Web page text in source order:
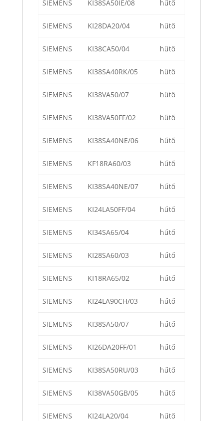
SIEMENS KI38SA50IE/08 hűtő
SIEMENS KI28DA20/04 hűtő
SIEMENS KI38CA50/04 hűtő
SIEMENS KI38SA40RK/05 hűtő
SIEMENS KI38VA50/07 hűtő
SIEMENS KI38VA50FF/02 hűtő
SIEMENS KI38SA40NE/06 hűtő
SIEMENS KF18RA60/03 hűtő
SIEMENS KI38SA40NE/07 hűtő
SIEMENS KI24LA50FF/04 hűtő
SIEMENS KI34SA65/04 hűtő
SIEMENS KI28SA60/03 hűtő
SIEMENS KI18RA65/02 hűtő
SIEMENS KI24LA90CH/03 hűtő
SIEMENS KI38SA50/07 hűtő
SIEMENS KI26DA20FF/01 hűtő
SIEMENS KI38SA50RU/03 hűtő
SIEMENS KI38VA50GB/05 hűtő
SIEMENS KI24LA20/04 hűtő